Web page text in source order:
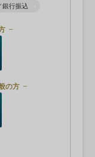
銀行振込
の方